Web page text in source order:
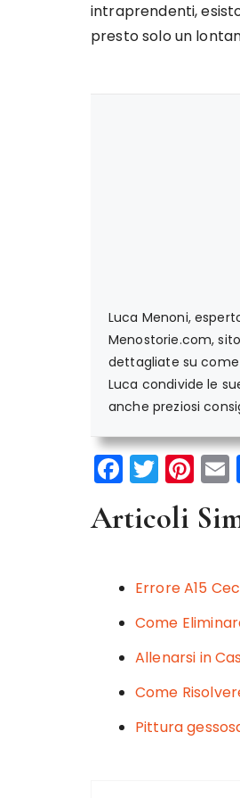
intraprendenti,
presto solo un
Luca Menoni,
Menostorie.com,
dettagliate su come
Luca condivide le
anche preziosi
F
a
c
b
o
o
k
T
w
it
r
Pi
n
te
st
Articoli
Errore A15
Come
Allenarsi in
Come
Pittura